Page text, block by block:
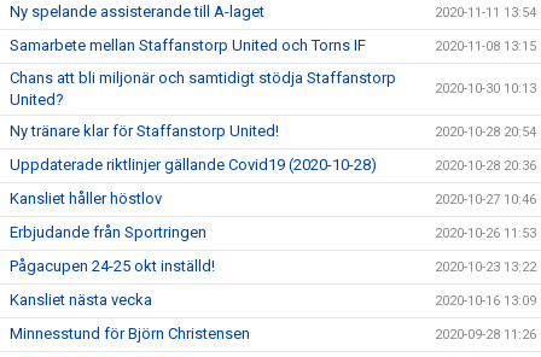
Ny spelande assisterande till A-laget 2020-11-11 13:54
Samarbete mellan Staffanstorp United och Torns IF 2020-11-08 13:15
Chans att bli miljonär och samtidigt stödja Staffanstorp
United?
2020-10-30 10:13
Ny tränare klar för Staffanstorp United! 2020-10-28 20:54
Uppdaterade riktlinjer gällande Covid19 (2020-10-28) 2020-10-28 20:36
Kansliet håller höstlov 2020-10-27 10:46
Erbjudande från Sportringen 2020-10-26 11:53
Pågacupen 24-25 okt inställd! 2020-10-23 13:22
Kansliet nästa vecka 2020-10-16 13:09
Minnesstund för Björn Christensen 2020-09-28 11:26